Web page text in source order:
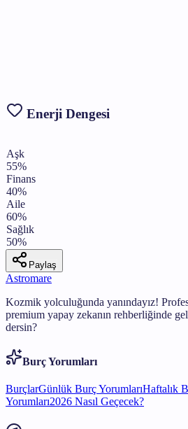
Enerji Dengesi
Aşk
55%
Finans
40%
Aile
60%
Sağlık
50%
Paylaş
Astromare
Kozmik yolculuğunda yanındayız!
premium yapay zekanın rehberliğinde
dersin?
Burç Yorumları
BurçlarGünlük Burç YorumlarıHaftalık
Yorumları2026 Nasıl Geçecek?